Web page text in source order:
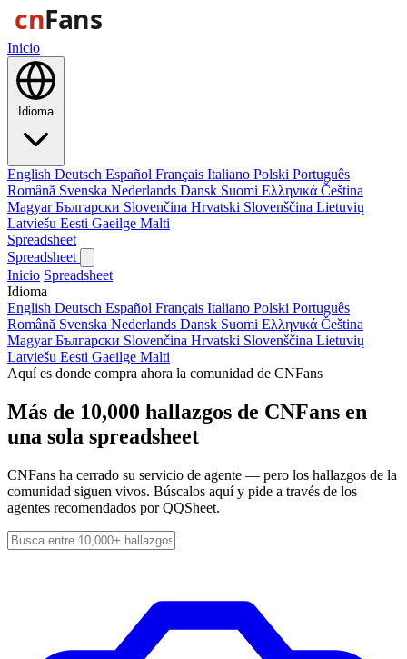
Inicio
Idioma
English Deutsch Español Français Italiano Polski Português
Română Svenska Nederlands Dansk Suomi Ελληνικά Čeština
MagyarБългарски Slovenčina Hrvatski Slovenščina Lietuvių
Latviešu Eesti Gaeilge Malti
Spreadsheet
Spreadsheet
Inicio Spreadsheet
Idioma
English Deutsch Español Français Italiano Polski Português
Română Svenska Nederlands Dansk Suomi Ελληνικά Čeština
MagyarБългарски Slovenčina Hrvatski Slovenščina Lietuvių
Latviešu Eesti Gaeilge Malti
Aquí es donde compra ahora la comunidad de CNFans
Más de 10,000 hallazgos de CNFans en
una sola spreadsheet
CNFans ha cerrado su servicio de agente — pero los hallazgos de la
comunidad siguen vivos. Búscalos aquí y pide a través de los
agentes recomendados por QQSheet.